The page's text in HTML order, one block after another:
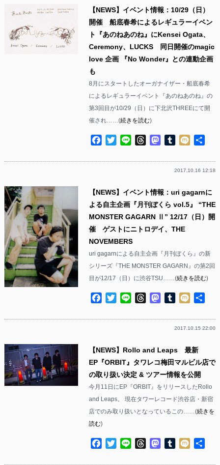
【NEWS】イベント情報：10/29（日）
開催 船底春希によるレギュラーイベン
ト『あのねあのね』にKensei Ogata、
Ceremony、LUCKS 同日開催のmagic
love 企画 『No Wonder』との連動企画
も
8月にスタートしたオーガナイザー・船底春希
によるレギュラーイベント『あのねあのね』の
第3回目が10/29（日）に下北沢THREEにて開
催され……(続きを読む)
Facebook
TwitterLine ThreadsMastodon
Tumblr
Mixi
2017.10.16 12:18
【NEWS】イベント情報：uri gagarnに
よる自主企画『月刊ぼくら vol.5』 “THE
MONSTER GAGARN Ⅱ” 12/17（日）開
催 ゲストにニトロデイ、THE
NOVEMBERS
uri gagarnによる自主企画『月刊ぼくら』の新
シリーズ『THE MONSTER GAGARN』の第2回
目が12/17（日）に渋谷TSU……(続きを読む)
Facebook
TwitterLine ThreadsMastodon
Tumblr
Mixi
2017.10.15 22:00
【NEWS】Rollo and Leaps 最新
EP『ORBIT』タワレコ梅田マルビル店で
の取り扱い決定 & ツアー情報を公開
今月11日にEP『ORBIT』をリリースしたRollo
and Leaps。 現在タワーレコード渋谷店・新宿
店でのみ取り扱いとなっているこの……(続きを
読む)
Facebook
TwitterLine ThreadsMastodon
Tumblr
Mixi